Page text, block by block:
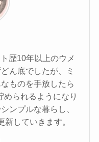
歴10年以上のウメ
ん底でしたが、ミ
ものを手放したら
られるようになり
ンプルな暮らし、
していきます。